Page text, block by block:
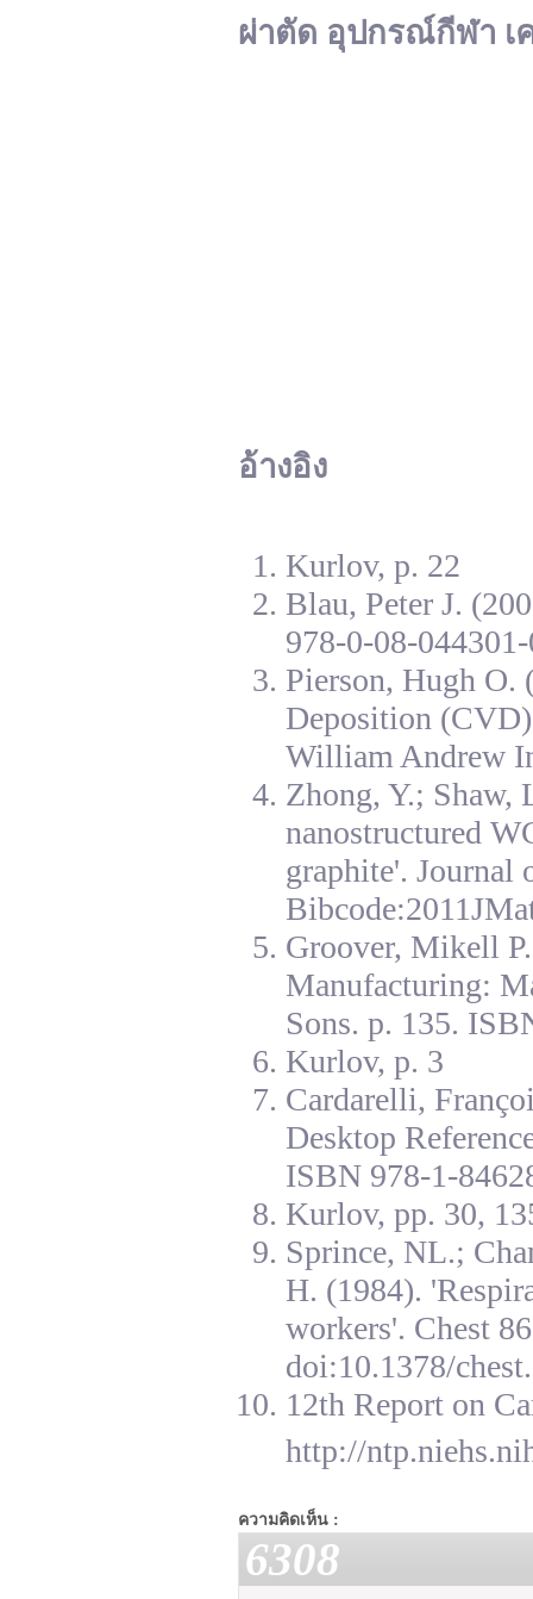
ผ่าตัด อุปกรณ์กีฬา เ
อ้างอิง
Kurlov, p. 22
Blau, Peter J.
978-0-08-
Pierson, Hugh O.
Deposition
William Andrew
Zhong, Y.; Shaw,
nanostructured
graphite'. Journal
Groover, Mikell
Manufacturing:
Sons. p. 135.
Kurlov, p. 3
Cardarelli,
Desktop
ISBN 978-1-
Kurlov, pp. 30,
Sprince, NL.;
H. (1984).
workers'. Chest
doi:10.1378/
12th Report on
http://
ความคิดเห็น :
6308